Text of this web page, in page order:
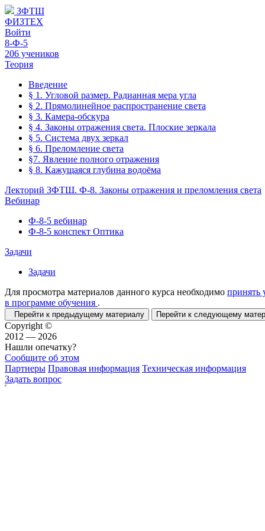
ЗФТШ
ФИЗТЕХ
Войти
8-Ф-5
206 учеников
Теория
Введение
§ 1. Угловой размер. Радианная мера угла
§ 2. Прямолинейное распространение света
§ 3. Камера-обскура
§ 4. Законы отражения света. Плоские зеркала
§ 5. Система двух зеркал
§ 6. Преломление света
§7. Явление полного отражения
§ 8. Кажущаяся глубина водоёма
Лекторий ЗФТШ. Ф-8. Законы отражения и преломления света
Вебинар
Ф-8-5 вебинар
Ф-8-5 конспект Оптика
Задачи
Задачи
Для просмотра материалов данного курса необходимо принять
в программе обучения .
Перейти к предыдущему материалу Перейти к следующему
Copyright ©
2012 — 2026
Нашли опечатку?
Сообщите об этом
Партнеры Правовая информация Техническая информация
Задать вопрос